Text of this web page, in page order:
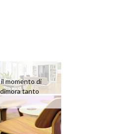
momento di
tanto